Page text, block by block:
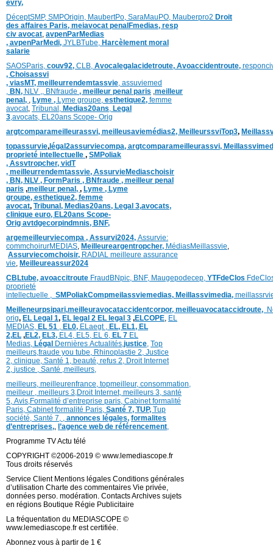
evry,
DéceptSMP, SMPOrigin, MaubertPo, SaraMauPO, Mauberpro2 Droit
des affaires Paris, meiavocat penalFmedias, resp
civ avocat, avpenParMedias
, avpenParMedi, JYLBTube, Harcèlement moral
salarie
SAOSParis, couv92, CLB, Avocalegalacidetroute, Avoaccidentroute,
, Choisassvi
, viasMT, meilleurrendemtassvie, assuviemed
, BN, NLV ,, BNfraude , meilleur penal paris ,meilleur
penal, , Lyme , Lyme groupe, esthetique2, femme
avocat, Tribunal, Medias20ans, Legal
3,avocats, EL20ans Scope- Orig
argtcomparameilleurassvi, meilleusaviemédias2, MeilleurssviTop3,
topassurvie, légal2assurviecompa, argtcomparameilleurassvi,
proprieté intellectuelle , SMPoliak
, Assvtropcher, vidT
, meilleurrendemtassvie, AssurvieMediaschoisir
, BN, NLV , FormParis , BNfraude , meilleur penal
paris ,meilleur penal, , Lyme , Lyme
groupe, esthetique2, femme
avocat, Tribunal, Medias20ans, Legal 3,avocats,
clinique euro, EL20ans Scope-
Orig avtdgecorpindmnis, BNF,
argemeilleurviecompa , Assurvi2024, Assurvie:
commchoirurMEDIAS, Meilleureargentropcher, MédiasMeillassvie,
Assurviecomchoisir, RADIAL meilleure assurance
vie, Meilleureassur2024
CBLtube, avoaccitroute FraudBNpic, BNF, Maugepodecep, YTFdeClos
proprieté
intellectuelle , SMPoliakCompmeilassviemedias, Meillassvimedia,
Meilleneurpsipari,meilleuravocataccidentcorpor, meilleuavocataccidroute,
orig, EL Legal 1, EL legal 2 EL legal 3 ,ELCOPE, EL
MEDIAS, EL 51 , EL0, ELaegt , EL, EL1, EL
2,EL ,EL2, EL3, EL4, EL5, EL 6, EL 7 EL
Medias, Légal Dernières Actualités,justice, Top
meilleurs,fraude you tube, Rhinoplastie 2, Justice
2, clinique, Santé 1, beauté, refus 2, Droit Internet
2, justice , Santé ,meilleurs,
meilleurs, meilleurenfrance, topmeilleur, consommation,
meilleur , meilleurs 3,Droit Internet, meilleurs 3, santé
5, Avis,Formalité d’entreprise paris, Cabinet formalité
Paris, Cabinet formalité Paris, Santé 7, TUP, Tup
société, Santé 7, , annonces légales, formalites
d’entreprises,, l’agence web de référencement,
Programme TV Actu télé
COPYRIGHT ©2006-2019 © www.lemediascope.fr
Tous droits réservés
Service Client Mentions légales Conditions générales
d’utilisation Charte des commentaires Vie privée,
données perso. modération. Contacts Archives sujets
en régions Boutique Régie Publicitaire
La fréquentation du MEDIASCOPE ©
www.lemediascope.fr est certifiée.
Abonnez vous à partir de 1 €